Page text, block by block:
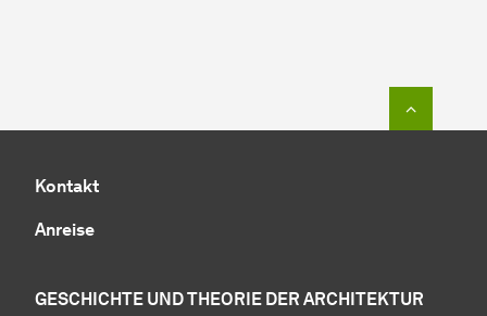
Kontakt
Anreise
GESCHICHTE UND THEORIE DER ARCHITEKTUR